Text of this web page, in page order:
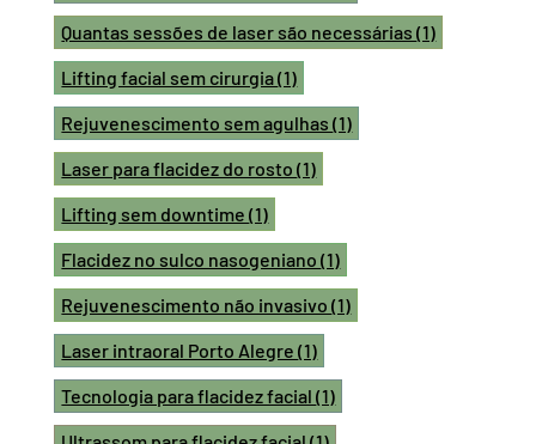
Quantas sessões de laser são necessárias(1)
Lifting facial sem cirurgia(1)
Rejuvenescimento sem agulhas(1)
Laser para flacidez do rosto(1)
Lifting sem downtime(1)
Flacidez no sulco nasogeniano(1)
Rejuvenescimento não invasivo(1)
Laser intraoral Porto Alegre(1)
Tecnologia para flacidez facial(1)